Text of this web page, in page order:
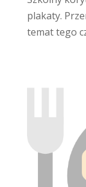
plakaty.
temat tego